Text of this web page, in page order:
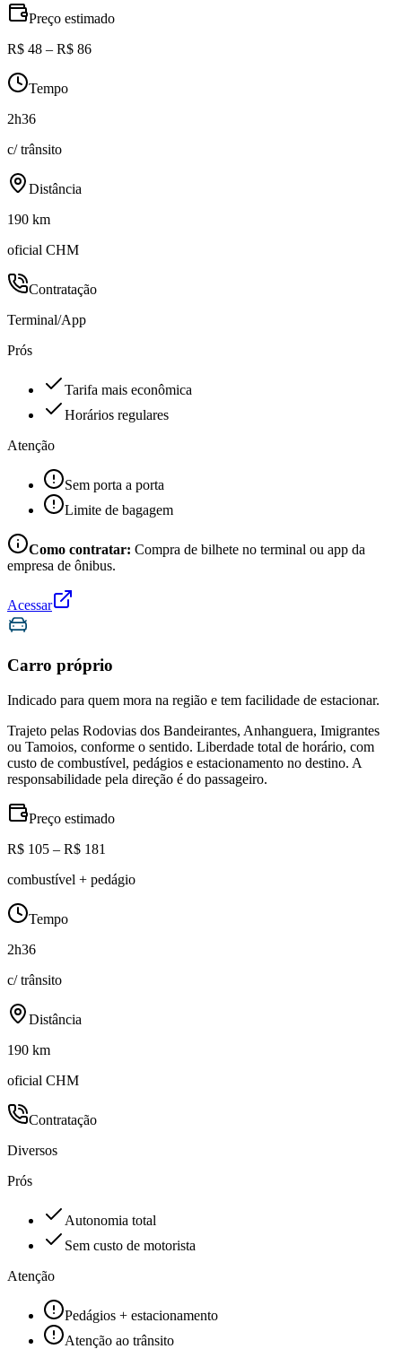
Preço estimado
R$ 48 – R$ 86
Tempo
2h36
c/ trânsito
Distância
190 km
oficial CHM
Contratação
Terminal/App
Prós
Tarifa mais econômica
Horários regulares
Atenção
Sem porta a porta
Limite de bagagem
Como contratar: Compra de bilhete no terminal ou app da
empresa de ônibus.
Acessar
Carro próprio
Indicado para quem mora na região e tem facilidade de estacionar.
Trajeto pelas Rodovias dos Bandeirantes, Anhanguera, Imigrantes
ou Tamoios, conforme o sentido. Liberdade total de horário, com
custo de combustível, pedágios e estacionamento no destino. A
responsabilidade pela direção é do passageiro.
Preço estimado
R$ 105 – R$ 181
combustível + pedágio
Tempo
2h36
c/ trânsito
Distância
190 km
oficial CHM
Contratação
Diversos
Prós
Autonomia total
Sem custo de motorista
Atenção
Pedágios + estacionamento
Atenção ao trânsito